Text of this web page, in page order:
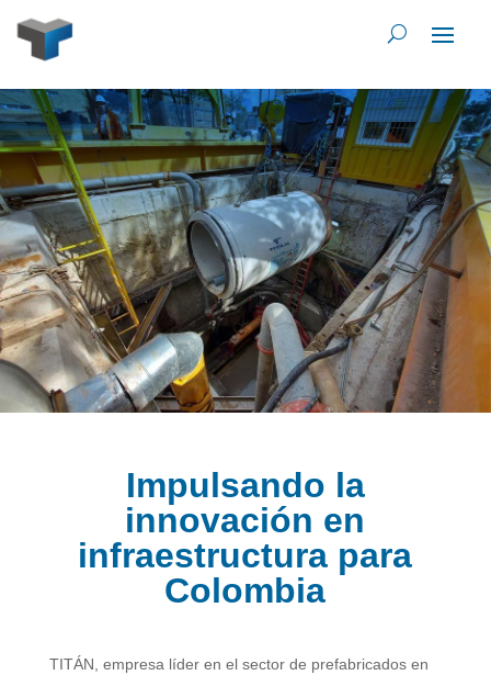
Impulsando la
innovación en
infraestructura para
Colombia
TITÁN, empresa líder en el sector de prefabricados en